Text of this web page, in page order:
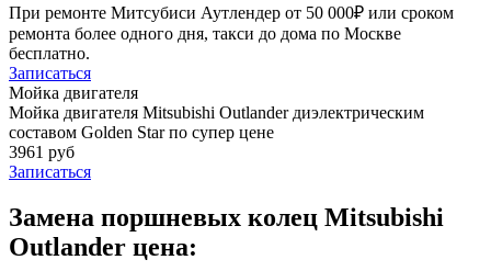
При ремонте Митсубиси Аутлендер от 50 000₽ или сроком
ремонта более одного дня, такси до дома по Москве
бесплатно.
Записаться
Мойка двигателя
Мойка двигателя Mitsubishi Outlander диэлектрическим
составом Golden Star по супер цене
3961 руб
Записаться
Замена поршневых колец Mitsubishi
Outlander цена: